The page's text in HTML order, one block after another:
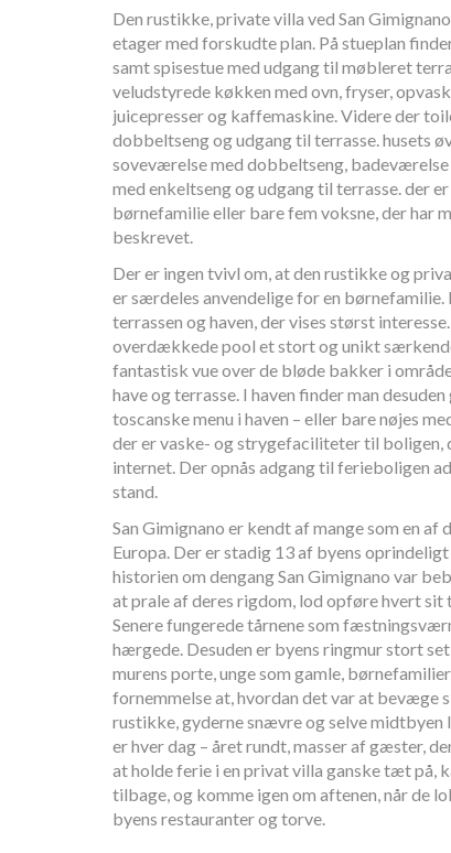
Den rustikke, private villa ved San
etager med forskudte plan. På stueplan
samt spisestue med udgang til møbleret
veludstyrede køkken med ovn, fryser,
juicepresser og kaffemaskine. Videre der
dobbeltseng og udgang til terrasse. husets
soveværelse med dobbeltseng,
med enkeltseng og udgang til terrasse. der
børnefamilie eller bare fem voksne, der har
beskrevet.
Der er ingen tvivl om, at den rustikke og
er særdeles anvendelige for en
terrassen og haven, der vises størst
overdækkede pool et stort og unikt
fantastisk vue over de bløde bakker i
have og terrasse. I haven finder man
toscanske menu i haven – eller bare nøjes
der er vaske- og strygefaciliteter til boligen,
internet. Der opnås adgang til ferieboligen
stand.
San Gimignano er kendt af mange som en
Europa. Der er stadig 13 af byens
historien om dengang San Gimignano var
at prale af deres rigdom, lod opføre hvert sit
Senere fungerede tårnene som
hærgede. Desuden er byens ringmur stort
murens porte, unge som gamle,
fornemmelse at, hvordan det var at bevæge
rustikke, gyderne snævre og selve midtbyen
er hver dag – året rundt, masser af gæster,
at holde ferie i en privat villa ganske tæt på,
tilbage, og komme igen om aftenen, når de
byens restauranter og torve.